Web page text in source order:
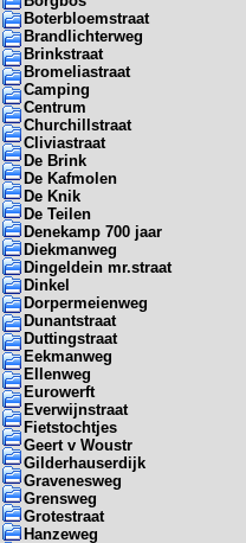
Boterbloemstraat
Brandlichterweg
Brinkstraat
Bromeliastraat
Camping
Centrum
Churchillstraat
Cliviastraat
De Brink
De Kafmolen
De Knik
De Teilen
Denekamp 700 jaar
Diekmanweg
Dingeldein mr.straat
Dinkel
Dorpermeienweg
Dunantstraat
Duttingstraat
Eekmanweg
Ellenweg
Eurowerft
Everwijnstraat
Fietstochtjes
Geert v Woustr
Gilderhauserdijk
Gravenesweg
Grensweg
Grotestraat
Hanzeweg